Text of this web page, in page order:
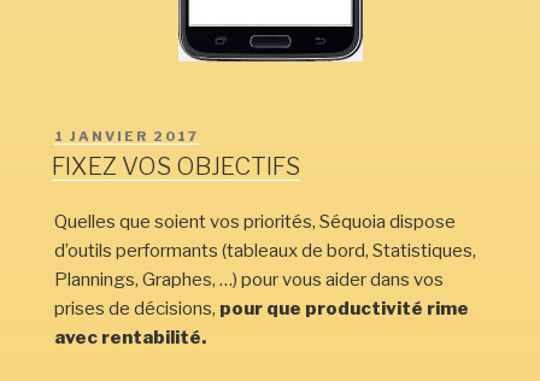
PUBLIÉ
LE
1 JANVIER 2017
FIXEZ VOS OBJECTIFS
Quelles que soient vos priorités, Séquoia dispose
d’outils performants (tableaux de bord, Statistiques,
Plannings, Graphes, …) pour vous aider dans vos
prises de décisions, pour que productivité rime
avec rentabilité.